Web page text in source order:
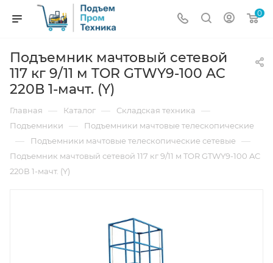
0
Подъемник мачтовый сетевой
117 кг 9/11 м TOR GTWY9-100 AC
220В 1-мачт. (Y)
Главная — Каталог — Складская техника —
Подъемники — Подъемники мачтовые телескопические
— Подъемники мачтовые телескопические сетевые —
Подъемник мачтовый сетевой 117 кг 9/11 м TOR GTWY9-100 AC
220В 1-мачт. (Y)